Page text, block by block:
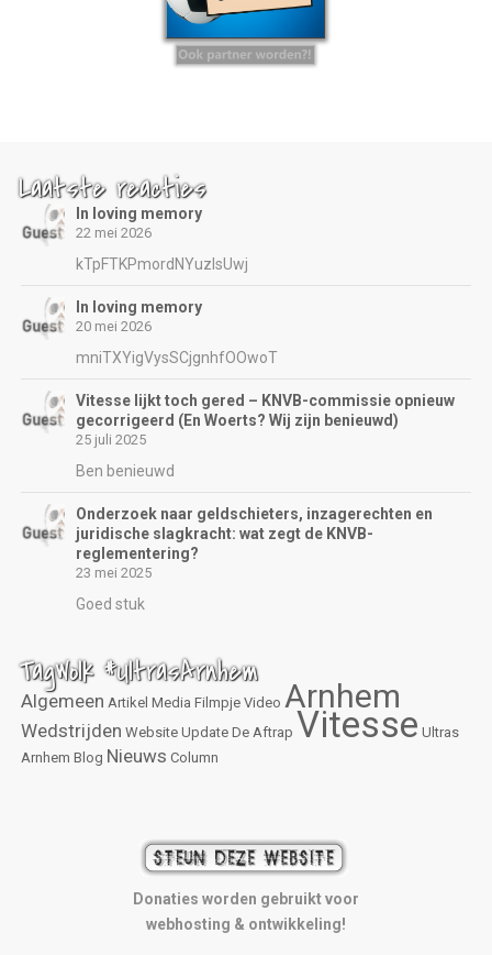
Laatste reacties
In loving memory
22 mei 2026
kTpFTKPmordNYuzIsUwj
In loving memory
20 mei 2026
mniTXYigVysSCjgnhfOOwoT
Vitesse lijkt toch gered – KNVB-commissie opnieuw
gecorrigeerd (En Woerts? Wij zijn benieuwd)
25 juli 2025
Ben benieuwd
Onderzoek naar geldschieters, inzagerechten en
juridische slagkracht: wat zegt de KNVB-
reglementering?
23 mei 2025
Goed stuk
TagWolk #UltrasArnhem
Algemeen Artikel Media Filmpje Video Arnhem
Wedstrijden Website Update De Aftrap Vitesse Ultras
Arnhem Blog Nieuws Column
Donaties worden gebruikt voor
webhosting & ontwikkeling!